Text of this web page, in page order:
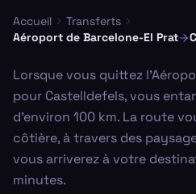
Accueil
Transferts
Aéroport de Barcelone-El Prat
Lorsque vous quittez
pour Castelldefels, vous
d'environ 100 km. La route
côtière, à travers des
vous arriverez à votre
minutes.